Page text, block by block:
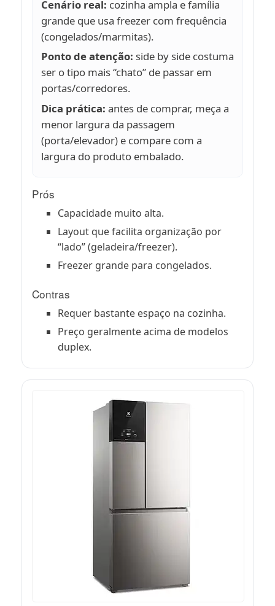
Cenário real: cozinha ampla e família
grande que usa freezer com frequência
(congelados/marmitas).
Ponto de atenção: side by side costuma
ser o tipo mais “chato” de passar em
portas/corredores.
Dica prática: antes de comprar, meça a
menor largura da passagem
(porta/elevador) e compare com a
largura do produto embalado.
Prós
Capacidade muito alta.
Layout que facilita organização por
“lado” (geladeira/freezer).
Freezer grande para congelados.
Contras
Requer bastante espaço na cozinha.
Preço geralmente acima de modelos
duplex.